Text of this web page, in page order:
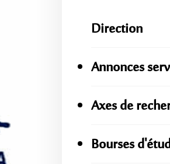
Direction
Annonces
Axes de
Bourses